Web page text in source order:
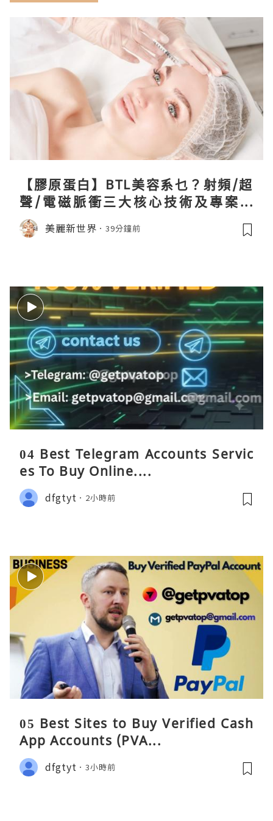
【膠原蛋白】BTL美容系乜？射頻/超
聲/電磁脈衝三大核心技術及專案盤
點！
美麗新世界 39分鐘前
04 Best Telegram Accounts Servic
es To Buy Online....
dfgtyt 2小時前
05 Best Sites to Buy Verified Cash
App Accounts (PVA...
dfgtyt 3小時前